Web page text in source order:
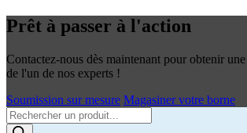
Prêt à passer à l'action
Contactez-nous dès maintenant pour obtenir
de l'un de nos experts !
Soumission sur mesure Magasiner votre borne
Products
search